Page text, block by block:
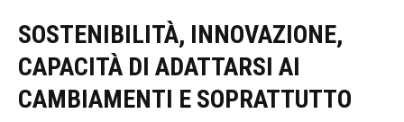
SOSTENIBILITÀ, INNOVAZIONE,
CAPACITÀ DI ADATTARSI AI
CAMBIAMENTI E SOPRATTUTTO